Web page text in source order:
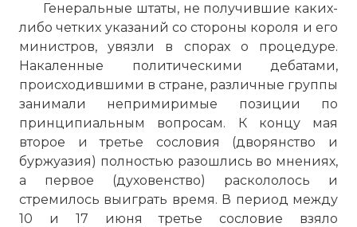
Генеральные штаты, не получившие каких-
либо четких указаний со стороны короля и его
министров, увязли в спорах о процедуре.
Накаленные политическими дебатами,
происходившими в стране, различные группы
занимали непримиримые позиции по
принципиальным вопросам. К концу мая
второе и третье сословия (дворянство и
буржуазия) полностью разошлись во мнениях,
а первое (духовенство) раскололось и
стремилось выиграть время. В период между
10 и 17 июня третье сословие взяло